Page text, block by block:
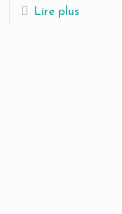
Lire plus